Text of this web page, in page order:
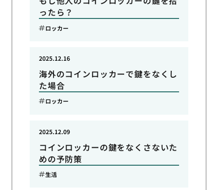
ったら？
ロッカー
海外のコインロッカーで鍵をなくし
た場合
2025.12.16
ロッカー
コインロッカーの鍵をなくさないた
めの予防策
2025.12.09
生活